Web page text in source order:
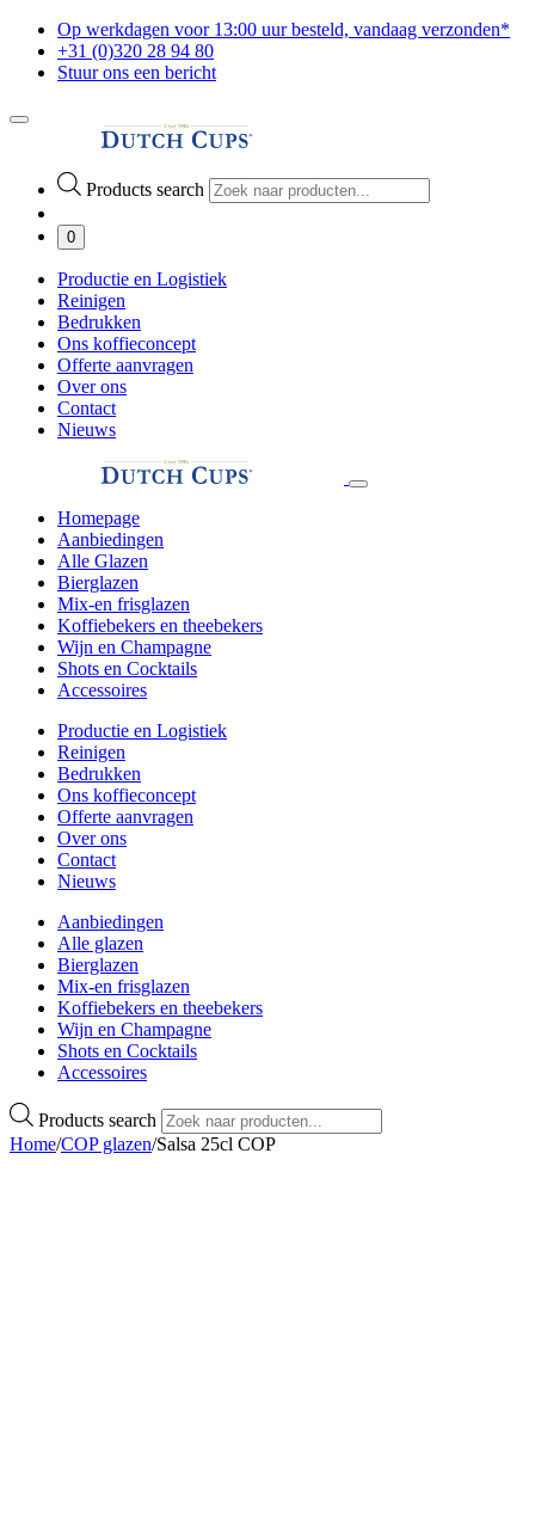
Op werkdagen voor 13:00 uur besteld, vandaag verzonden*
+31 (0)320 28 94 80
Stuur ons een bericht
Products search
0
Productie en Logistiek
Reinigen
Bedrukken
Ons koffieconcept
Offerte aanvragen
Over ons
Contact
Nieuws
Homepage
Aanbiedingen
Alle Glazen
Bierglazen
Mix-en frisglazen
Koffiebekers en theebekers
Wijn en Champagne
Shots en Cocktails
Accessoires
Productie en Logistiek
Reinigen
Bedrukken
Ons koffieconcept
Offerte aanvragen
Over ons
Contact
Nieuws
Aanbiedingen
Alle glazen
Bierglazen
Mix-en frisglazen
Koffiebekers en theebekers
Wijn en Champagne
Shots en Cocktails
Accessoires
Products search
Home/COP glazen/Salsa 25cl COP